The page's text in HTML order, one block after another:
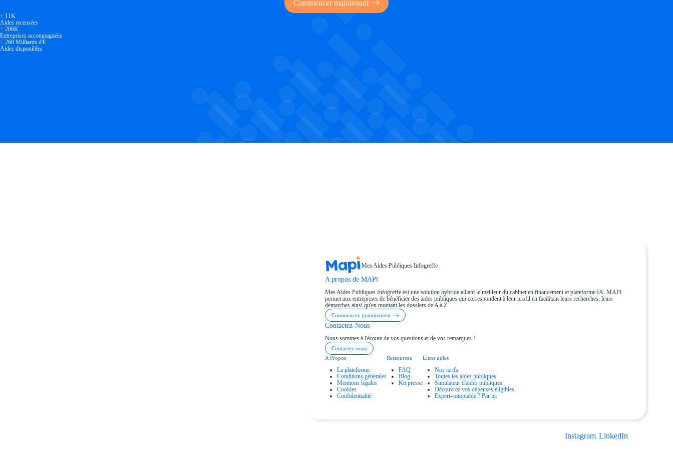
Commencer maintenant
+ 11K
Aides recensées
+ 206K
Entreprises accompagnées
+ 260 Milliards d'€
Aides disponibles
Mes Aides Publiques Infogreffe
A propos de MAPi
Mes Aides Publiques Infogreffe est une solution hybride alliant le meilleur du cabinet en financement et plateforme IA. MAPi
permet aux entreprises de bénéficier des aides publiques qui correspondent à leur profil en facilitant leurs recherches, leurs
démarches ainsi qu'en montant les dossiers de A à Z.
Commencez gratuitement
Contactez-Nous
Nous sommes à l'écoute de vos questions et de vos remarques !
Contactez-nous
A Propos
La plateforme
Conditions générales
Mentions légales
Cookies
Confidentialité
Ressources
FAQ
Blog
Kit presse
Liens utiles
Nos tarifs
Toutes les aides publiques
Simulateur d'aides publiques
Découvrez vos dépenses éligibles
Expert-comptable ? Par ici
Instagram• LinkedIn